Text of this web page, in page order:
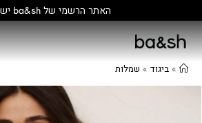
קולקציה חדשה:גלו עוד
» ביגוד » שמלות